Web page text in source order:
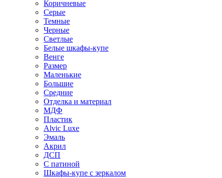
Коричневые
Серые
Темные
Черные
Светлые
Белые шкафы-купе
Венге
Размер
Маленькие
Большие
Средние
Отделка и материал
МДФ
Пластик
Alvic Luxe
Эмаль
Акрил
ДСП
С патиной
Шкафы-купе с зеркалом